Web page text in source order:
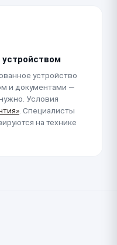
устройство
и документами —
Условия
. Специалисты
на технике